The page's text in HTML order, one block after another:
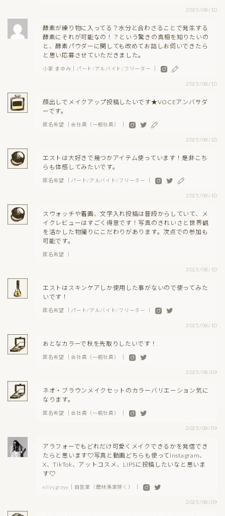
2025/08/10
酵素が練り物に入ってる？水分と合わさることで発生する
酵素にそれが可能なの！？という驚きの真相を知りたいの
と、酵素パウダーに関しても改めてお話しお伺いできたら
と思い応募させていただきました。
小泉 まゆみ｜パート/アルバイト/フリーター ｜
2025/08/10
顔出しでメイクアップ投稿したいです★VOCEアンバサダ
ーです。
匿名希望 ｜会社員（一般社員） ｜
2025/08/10
エストは大好きで幾つかアイテム使っています！是非こち
らも体感してみたいです。
匿名希望 ｜パート/アルバイト/フリーター ｜
2025/08/10
スウォッチや着画、文字入れ投稿は普段からしていて、メ
イクレビューはすごく得意です！写真のきれいさと世界観
を活かした物撮りにこだわりがあります。次点での参加も
可能です。
匿名希望 ｜
2025/08/10
エストはスキンケアしか使用した事がないので使ってみた
いです！
匿名希望 ｜パート/アルバイト/フリーター ｜
2025/08/10
おとなカラーで秋を先取りしたいです！
匿名希望 ｜会社員（一般社員） ｜
2025/08/09
ネオ・ブラウンメイクセットのカラーバリエーション気に
なります。
匿名希望 ｜会社員（一般社員） ｜
2025/08/09
アラフォーでもどれだけ可愛くメイクできるかを発信でき
たらと思います♡写真と動画どちらも使ってInstagram、
X、TikTok、アットコスメ、LIPSに投稿したいなと思いま
す♡
ellyygrayy｜自営業（農林漁業除く） ｜
2025/08/09